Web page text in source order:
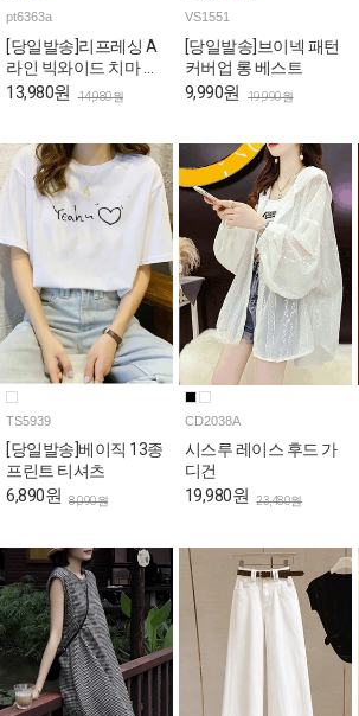
pt6363a
[당일발송]리프레싱 A
라인 빅와이드 치마 밴
딩 팬츠
13,980원 14,980원
VS1551
[당일발송]브이넥 패턴
커버업 롱 베스트
9,990원 19,990원
TS5939
[당일발송]베이직 13종
프린트 티셔츠
6,890원 8,090원
CD2038A
시스루 레이스 후드 가
디건
19,980원 23,480원